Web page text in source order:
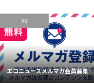
PR
エコニュースメルマガ会員募集